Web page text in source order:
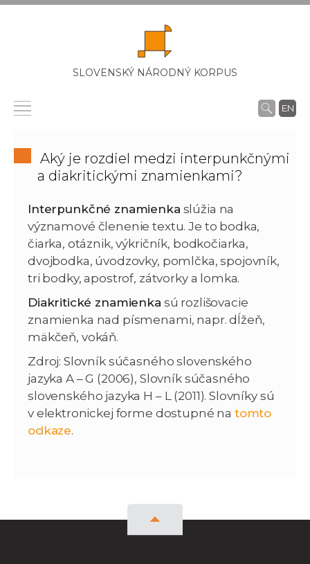
SLOVENSKÝ NÁRODNÝ KORPUS
EN
Aký je rozdiel medzi interpunkčnými
a diakritickými znamienkami?
Interpunkčné znamienka slúžia na
významové členenie textu. Je to bodka,
čiarka, otáznik, výkričník, bodkočiarka,
dvojbodka, úvodzovky, pomlčka, spojovník,
tri bodky, apostrof, zátvorky a lomka.
Diakritické znamienka sú rozlišovacie
znamienka nad písmenami, napr. dĺžeň,
mäkčeň, vokáň.
Zdroj: Slovník súčasného slovenského
jazyka A – G (2006), Slovník súčasného
slovenského jazyka H – L (2011). Slovníky sú
v elektronickej forme dostupné na tomto
odkaze.